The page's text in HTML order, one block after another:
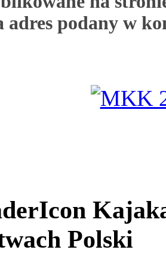
adres podany w
Polski